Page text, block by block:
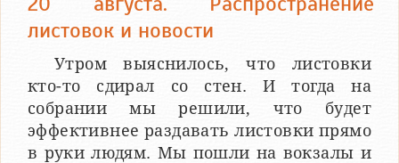
листовок и новости
Утром выяснилось, что листовки
кто-то сдирал со стен. И тогда на
собрании мы решили, что будет
эффективнее раздавать листовки прямо
в руки людям. Мы пошли на вокзалы и